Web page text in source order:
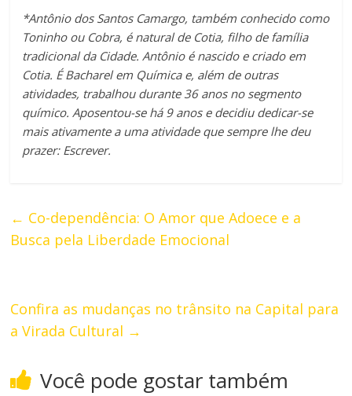
*Antônio dos Santos Camargo, também conhecido como
Toninho ou Cobra, é natural de Cotia, filho de família
tradicional da Cidade. Antônio é nascido e criado em
Cotia. É Bacharel em Química e, além de outras
atividades, trabalhou durante 36 anos no segmento
químico. Aposentou-se há 9 anos e decidiu dedicar-se
mais ativamente a uma atividade que sempre lhe deu
prazer: Escrever.
← Co-dependência: O Amor que Adoece e a
Busca pela Liberdade Emocional
Confira as mudanças no trânsito na Capital para
a Virada Cultural →
Você pode gostar também